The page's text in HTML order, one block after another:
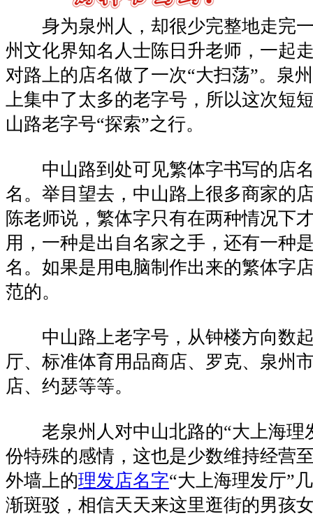
身为泉州人，却很少完整地走完一
州文化界知名人士陈日升老师，一起
对路上的店名做了一次“大扫荡”。泉
上集中了太多的老字号，所以这次短
山路老字号“探索”之行。
中山路到处可见繁体字书写的店名
名。举目望去，中山路上很多商家的
陈老师说，繁体字只有在两种情况下
用，一种是出自名家之手，还有一种
名。如果是用电脑制作出来的繁体字
范的。
中山路上老字号，从钟楼方向数起
厅、标准体育用品商店、罗克、泉州
店、约瑟等等。
老泉州人对中山北路的“大上海理
份特殊的感情，这也是少数维持经营
外墙上的理发店名字“大上海理发厅”
渐斑驳，相信天天来这里逛街的男孩